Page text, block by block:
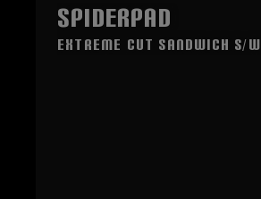
SpiderPad
Extreme Cut Sandwich s/w